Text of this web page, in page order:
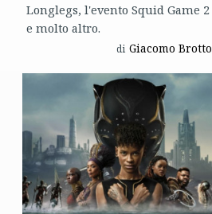
Longlegs, l'evento Squid Game 2
e molto altro.
di Giacomo Brotto